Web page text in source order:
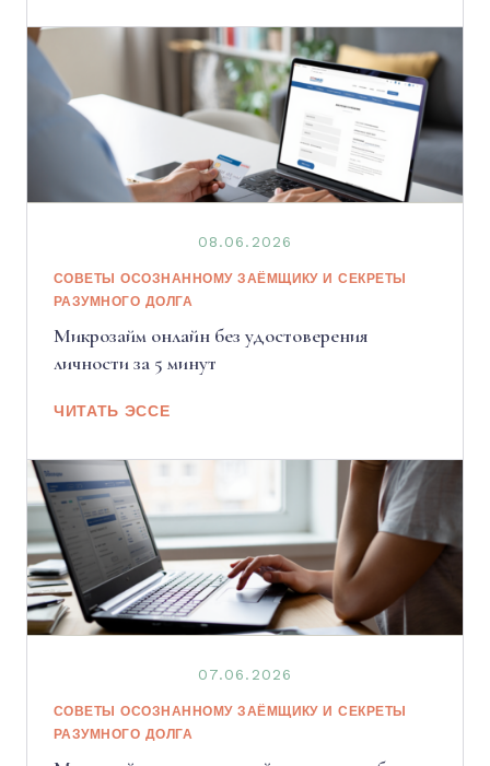
08.06.2026
СОВЕТЫ ОСОЗНАННОМУ ЗАЁМЩИКУ И СЕКРЕТЫ
РАЗУМНОГО ДОЛГА
Микрозайм онлайн без удостоверения
личности за 5 минут
ЧИТАТЬ ЭССЕ
07.06.2026
СОВЕТЫ ОСОЗНАННОМУ ЗАЁМЩИКУ И СЕКРЕТЫ
РАЗУМНОГО ДОЛГА